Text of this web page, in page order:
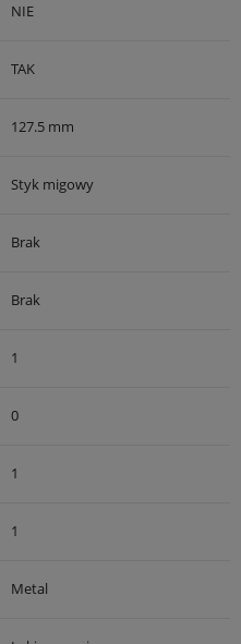
NIE
TAK
127.5 mm
Styk migowy
Brak
Brak
1
0
1
1
Metal